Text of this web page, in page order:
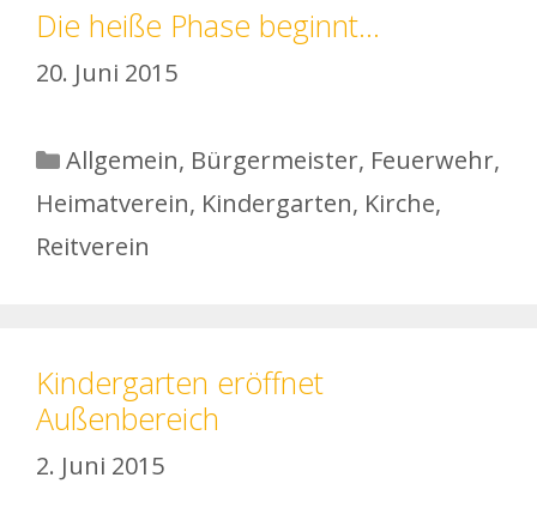
Die heiße Phase beginnt…
20. Juni 2015
Kategorien
Allgemein, Bürgermeister, Feuerwehr,
Heimatverein, Kindergarten, Kirche,
Reitverein
Kindergarten eröffnet
Außenbereich
2. Juni 2015